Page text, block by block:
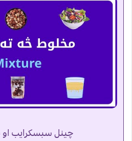
چینل سبسکرایب